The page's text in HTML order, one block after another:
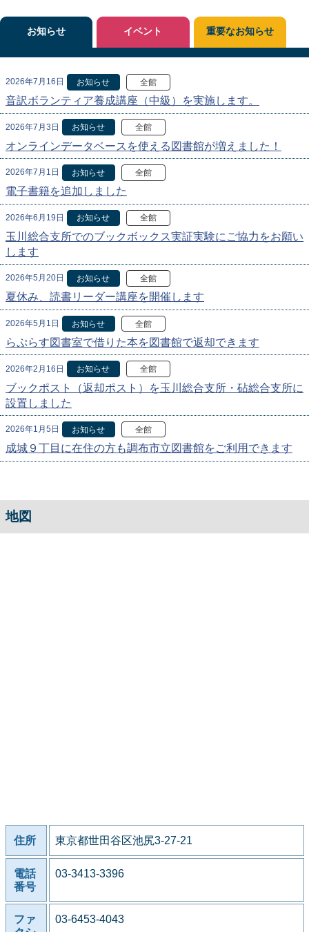
お知らせ
2026年7月16日 お知らせ 全館
音訳ボランティア養成講座（中級）を実施します。
2026年7月3日 お知らせ 全館
オンラインデータベースを使える図書館が増えました！
2026年7月1日 お知らせ 全館
電子書籍を追加しました
2026年6月19日 お知らせ 全館
玉川総合支所でのブックボックス実証実験にご協力をお願い
します
2026年5月20日 お知らせ 全館
夏休み、読書リーダー講座を開催します
2026年5月1日 お知らせ 全館
らぷらす図書室で借りた本を図書館で返却できます
2026年2月16日 お知らせ 全館
ブックポスト（返却ポスト）を玉川総合支所・砧総合支所に
設置しました
2026年1月5日 お知らせ 全館
成城９丁目に在住の方も調布市立図書館をご利用できます
イベント 重要なお知らせ
地図
住所 東京都世田谷区池尻3-27-21
電話
番号
03-3413-3396
ファ
03-6453-4043